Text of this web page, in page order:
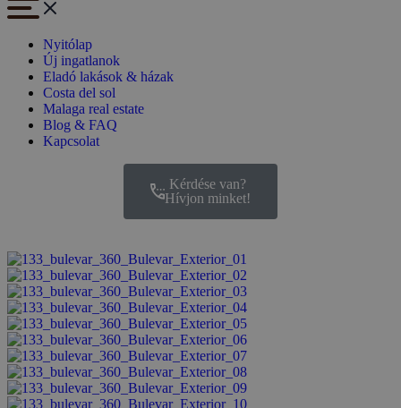
Nyitólap
Új ingatlanok
Eladó lakások & házak
Costa del sol
Malaga real estate
Blog & FAQ
Kapcsolat
Kérdése van?
Hívjon minket!